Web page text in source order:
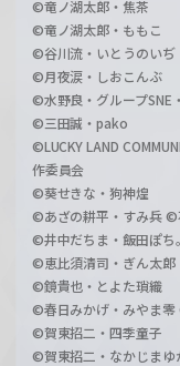
©竜ノ湖太郎・焦茶
©竜ノ湖太郎・ももこ
©谷川流・いとうのいぢ
©月夜涙・しおこんぶ
©水野良・グループSNE
©三田誠・pako
©LUCKY LAND
作委員会
©葵せきな・狗神煌
©あざの耕平・すみ兵 ©
©井中だちま・飯田ぽち。
©恵比須清司・ぎん太郎
©鏡貴也・とよた瑣織
©春日みかげ・みやま
©賀東招二・四季童子
©賀東招二・なかじまゆ